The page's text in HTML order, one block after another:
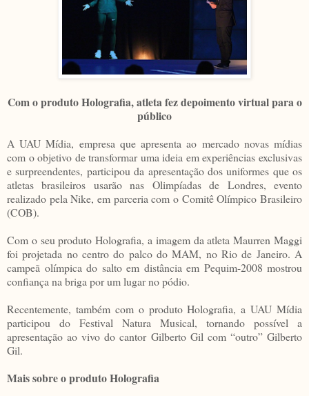
Com o produto Holografia, atleta fez depoimento virtual para o
público
A UAU Mídia, empresa que apresenta ao mercado novas mídias
com o objetivo de transformar uma ideia em experiências exclusivas
e surpreendentes, participou da apresentação dos uniformes que os
atletas brasileiros usarão nas Olimpíadas de Londres, evento
realizado pela Nike, em parceria com o Comitê Olímpico Brasileiro
(COB).
Com o seu produto Holografia, a imagem da atleta Maurren Maggi
foi projetada no centro do palco do MAM, no Rio de Janeiro. A
campeã olímpica do salto em distância em Pequim-2008 mostrou
confiança na briga por um lugar no pódio.
Recentemente, também com o produto Holografia, a UAU Mídia
participou do Festival Natura Musical, tornando possível a
apresentação ao vivo do cantor Gilberto Gil com “outro” Gilberto
Gil.
Mais sobre o produto Holografia